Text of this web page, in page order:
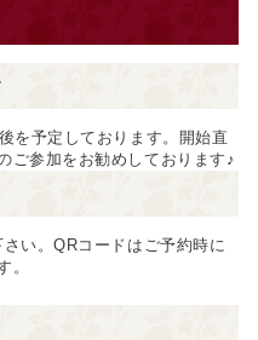
を予定しております。開始直
ご参加をお勧めしております♪
い。QRコードはご予約時に
。